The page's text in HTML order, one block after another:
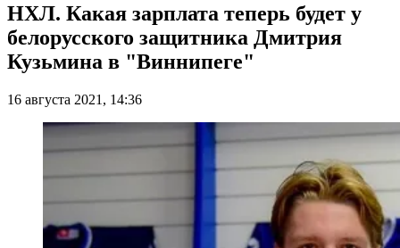
НХЛ. Какая зарплата теперь будет у
белорусского защитника Дмитрия
Кузьмина в "Виннипеге"
16 августа 2021, 14:36